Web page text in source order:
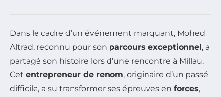
Dans le cadre d’un événement marquant, Mohed
Altrad, reconnu pour son parcours exceptionnel, a
partagé son histoire lors d’une rencontre à Millau.
Cet entrepreneur de renom, originaire d’un passé
difficile, a su transformer ses épreuves en forces,